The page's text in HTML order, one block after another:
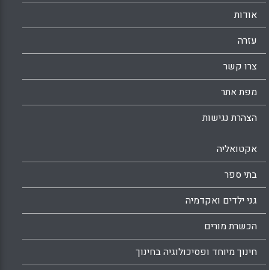
אינטראקטיביות כתהליך של הבניית ידע בדיונים
כפי שנמדדו באמצעות מטלות הערכה פורמליות
2016).
WhatsApp
Facebook
Email
X
אודות
עזרה
צרו קשר
מפת אתר
הצהרת נגישות
אקטואליה
בתי ספר
גני ילדים ואקדמיה
הכשרת מורים
חינוך מיוחד ופסיכולוגיה בחינוך